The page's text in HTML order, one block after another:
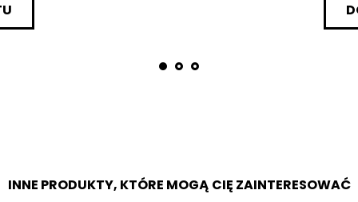
INNE PRODUKTY, KTÓRE MOGĄ CIĘ ZAINTERESOWAĆ